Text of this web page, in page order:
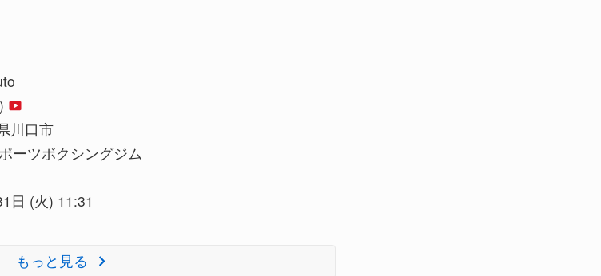
川口市
ーツボクシングジム
日 (火) 11:31
もっと見る